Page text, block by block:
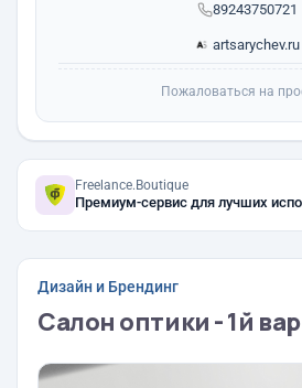
89243750721
artsarychev.ru
Пожаловаться на
Freelance.Boutique
Премиум-сервис для лучших
Дизайн и Брендинг
Салон оптики - 1й